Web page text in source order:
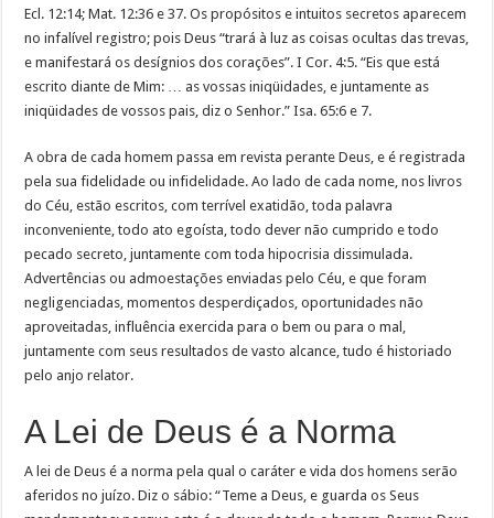
Ecl. 12:14; Mat. 12:36 e 37. Os propósitos e intuitos secretos aparecem
no infalível registro; pois Deus “trará à luz as coisas ocultas das trevas,
e manifestará os desígnios dos corações”. I Cor. 4:5. “Eis que está
escrito diante de Mim: … as vossas iniqüidades, e juntamente as
iniqüidades de vossos pais, diz o Senhor.” Isa. 65:6 e 7.
A obra de cada homem passa em revista perante Deus, e é registrada
pela sua fidelidade ou infidelidade. Ao lado de cada nome, nos livros
do Céu, estão escritos, com terrível exatidão, toda palavra
inconveniente, todo ato egoísta, todo dever não cumprido e todo
pecado secreto, juntamente com toda hipocrisia dissimulada.
Advertências ou admoestações enviadas pelo Céu, e que foram
negligenciadas, momentos desperdiçados, oportunidades não
aproveitadas, influência exercida para o bem ou para o mal,
juntamente com seus resultados de vasto alcance, tudo é historiado
pelo anjo relator.
A Lei de Deus é a Norma
A lei de Deus é a norma pela qual o caráter e vida dos homens serão
aferidos no juízo. Diz o sábio: “Teme a Deus, e guarda os Seus